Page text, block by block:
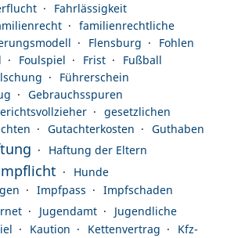
Fahrlässigkeit
familienrechtliche
Flensburg
Fohlen
Foulspiel Frist
Fußball
Führerschein
Gebrauchsspuren
gesetzlichen
Gutachterkosten
Guthaben
Haftung der Eltern
Hunde
Impfpass Impfschaden
Jugendamt
Jugendliche
Kaution Kettenvertrag
Kfz-